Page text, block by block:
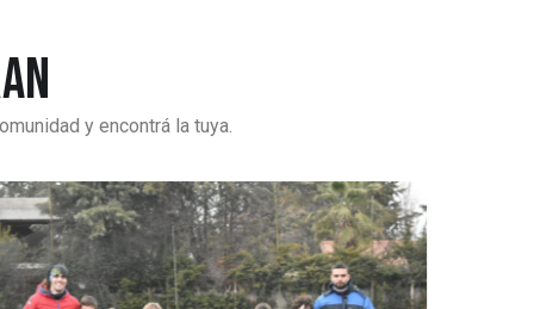
y encontrá la tuya.